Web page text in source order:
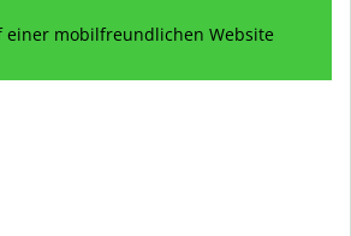
einer mobilfreundlichen Website